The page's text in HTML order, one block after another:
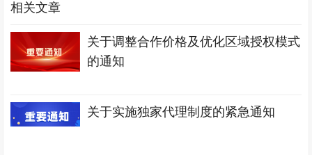
相关文章
关于调整合作价格及优化区域授权模式
的通知
关于实施独家代理制度的紧急通知